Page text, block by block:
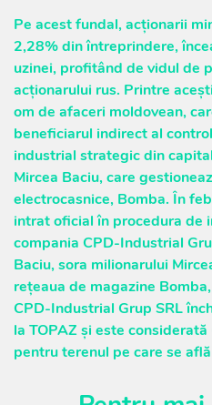
Pe acest fundal, acționarii
2,28% din întreprindere,
uzinei, profitând de vidul de
acționarului rus. Printre
om de afaceri moldovean,
beneficiarul indirect al
industrial strategic din
Mircea Baciu, care
electrocasnice, Bomba. În
intrat oficial în procedura de
compania CPD-Industrial
Baciu, sora milionarului
rețeaua de magazine
CPD-Industrial Grup SRL
la TOPAZ și este
pentru terenul pe care se